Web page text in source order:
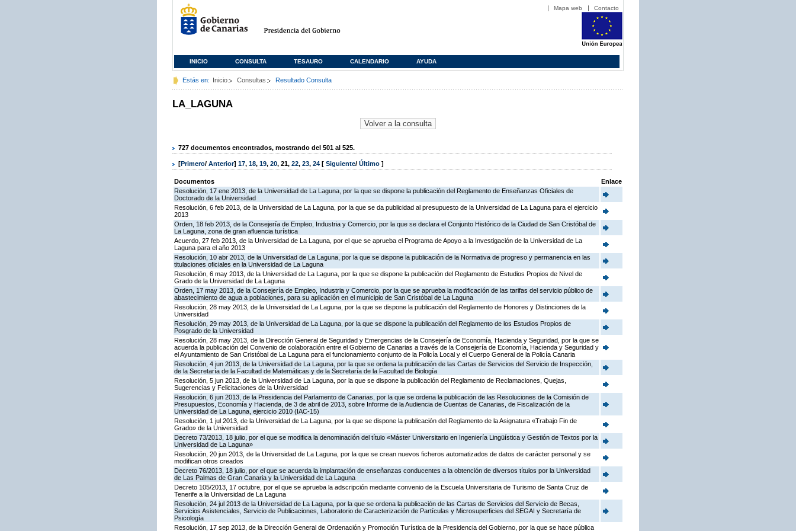
Mapa web Contacto
INICIO CONSULTA TESAURO CALENDARIO AYUDA
Estás en: Inicio Consultas Resultado Consulta
LA_LAGUNA
727 documentos encontrados, mostrando del 501 al 525.
[Primero/ Anterior] 17, 18, 19, 20, 21, 22, 23, 24 [ Siguiente/ Último ]
Documentos
Enlace
Resolución, 17 ene 2013, de la Universidad de La Laguna, por la que se dispone la publicación del Reglamento de Enseñanzas Oficiales de
Doctorado de la Universidad
Resolución, 6 feb 2013, de la Universidad de La Laguna, por la que se da publicidad al presupuesto de la Universidad de La Laguna para el ejercicio
2013
Orden, 18 feb 2013, de la Consejería de Empleo, Industria y Comercio, por la que se declara el Conjunto Histórico de la Ciudad de San Cristóbal de
La Laguna, zona de gran afluencia turística
Acuerdo, 27 feb 2013, de la Universidad de La Laguna, por el que se aprueba el Programa de Apoyo a la Investigación de la Universidad de La
Laguna para el año 2013
Resolución, 10 abr 2013, de la Universidad de La Laguna, por la que se dispone la publicación de la Normativa de progreso y permanencia en las
titulaciones oficiales en la Universidad de La Laguna
Resolución, 6 may 2013, de la Universidad de La Laguna, por la que se dispone la publicación del Reglamento de Estudios Propios de Nivel de
Grado de la Universidad de La Laguna
Orden, 17 may 2013, de la Consejería de Empleo, Industria y Comercio, por la que se aprueba la modificación de las tarifas del servicio público de
abastecimiento de agua a poblaciones, para su aplicación en el municipio de San Cristóbal de La Laguna
Resolución, 28 may 2013, de la Universidad de La Laguna, por la que se dispone la publicación del Reglamento de Honores y Distinciones de la
Universidad
Resolución, 29 may 2013, de la Universidad de La Laguna, por la que se dispone la publicación del Reglamento de los Estudios Propios de
Posgrado de la Universidad
Resolución, 28 may 2013, de la Dirección General de Seguridad y Emergencias de la Consejería de Economía, Hacienda y Seguridad, por la que se
acuerda la publicación del Convenio de colaboración entre el Gobierno de Canarias a través de la Consejería de Economía, Hacienda y Seguridad y
el Ayuntamiento de San Cristóbal de La Laguna para el funcionamiento conjunto de la Policía Local y el Cuerpo General de la Policía Canaria
Resolución, 4 jun 2013, de la Universidad de La Laguna, por la que se ordena la publicación de las Cartas de Servicios del Servicio de Inspección,
de la Secretaría de la Facultad de Matemáticas y de la Secretaría de la Facultad de Biología
Resolución, 5 jun 2013, de la Universidad de La Laguna, por la que se dispone la publicación del Reglamento de Reclamaciones, Quejas,
Sugerencias y Felicitaciones de la Universidad
Resolución, 6 jun 2013, de la Presidencia del Parlamento de Canarias, por la que se ordena la publicación de las Resoluciones de la Comisión de
Presupuestos, Economía y Hacienda, de 3 de abril de 2013, sobre Informe de la Audiencia de Cuentas de Canarias, de Fiscalización de la
Universidad de La Laguna, ejercicio 2010 (IAC-15)
Resolución, 1 jul 2013, de la Universidad de La Laguna, por la que se dispone la publicación del Reglamento de la Asignatura «Trabajo Fin de
Grado» de la Universidad
Decreto 73/2013, 18 julio, por el que se modifica la denominación del título «Máster Universitario en Ingeniería Lingüística y Gestión de Textos por la
Universidad de La Laguna»
Resolución, 20 jun 2013, de la Universidad de La Laguna, por la que se crean nuevos ficheros automatizados de datos de carácter personal y se
modifican otros creados
Decreto 76/2013, 18 julio, por el que se acuerda la implantación de enseñanzas conducentes a la obtención de diversos títulos por la Universidad
de Las Palmas de Gran Canaria y la Universidad de La Laguna
Decreto 105/2013, 17 octubre, por el que se aprueba la adscripción mediante convenio de la Escuela Universitaria de Turismo de Santa Cruz de
Tenerife a la Universidad de La Laguna
Resolución, 24 jul 2013 de la Universidad de La Laguna, por la que se ordena la publicación de las Cartas de Servicios del Servicio de Becas,
Servicios Asistenciales, Servicio de Publicaciones, Laboratorio de Caracterización de Partículas y Microsuperficies del SEGAI y Secretaría de
Psicología
Resolución, 17 sep 2013, de la Dirección General de Ordenación y Promoción Turística de la Presidencia del Gobierno, por la que se hace pública